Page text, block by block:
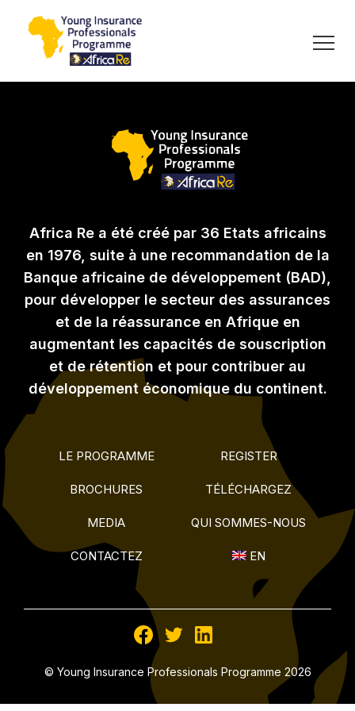
Africa Re a été créé par 36 Etats africains
en 1976, suite à une recommandation de la
Banque africaine de développement (BAD),
pour développer le secteur des assurances
et de la réassurance en Afrique en
augmentant les capacités de souscription
et de rétention et pour contribuer au
développement économique du continent.
LE PROGRAMME REGISTER
BROCHURES TÉLÉCHARGEZ
MEDIA QUI SOMMES-NOUS
CONTACTEZ EN
© Young Insurance Professionals Programme 2026